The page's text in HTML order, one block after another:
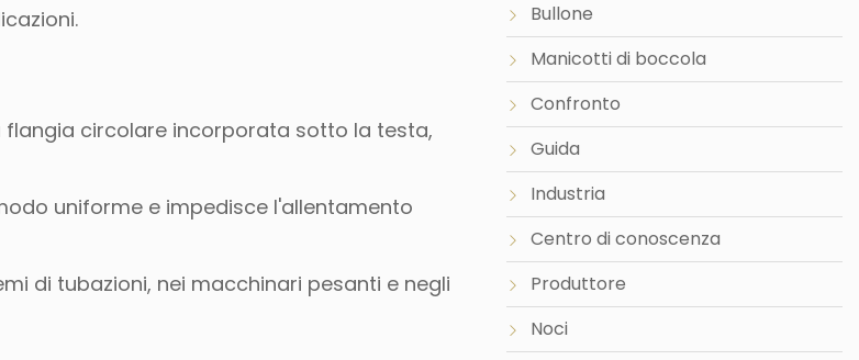
circolare incorporata sotto la testa,
uniforme e impedisce l'allentamento
di tubazioni, nei macchinari pesanti e negli
Bullone
Manicotti di boccola
Confronto
Guida
Industria
Centro di conoscenza
Produttore
Noci